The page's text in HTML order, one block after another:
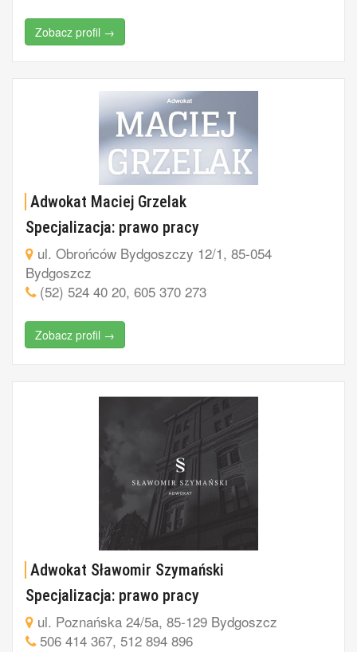
Zobacz profil →
Adwokat Maciej Grzelak
Specjalizacja: prawo pracy
ul. Obrońców Bydgoszczy 12/1, 85-054
Bydgoszcz
(52) 524 40 20, 605 370 273
Zobacz profil →
Adwokat Sławomir Szymański
Specjalizacja: prawo pracy
ul. Poznańska 24/5a, 85-129 Bydgoszcz
506 414 367, 512 894 896